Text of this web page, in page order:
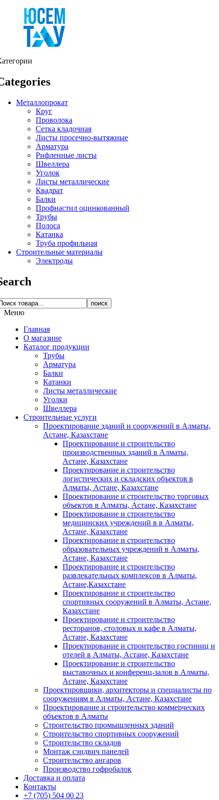
Металлопрокат
Круг
Проволока
Сетка кладочная
Листы просечно-вытяжные
Арматура
Рифленные листы
Швеллера
Уголок
Листы металлические
Квадрат
Балки
Профнастил оцинкованный
Трубы
Полоса
Катанка
Труба профильная
Строительные материалы
Электроды
поиск
Меню
Главная
О магазине
Каталог продукции
Трубы
Арматура
Балки
Катанки
Листы металлические
Уголки
Швеллера
Строительные услуги
Проектирование зданий и сооружений в Алматы,
Астане, Казахстане
Проектирование и строительство
производственных зданий в Алматы,
Астане, Казахстане
Проектирование и строительство
логистических и складских объектов в
Алматы, Астане, Казахстане
Проектирование и строительство торговых
объектов в Алматы, Астане, Казахстане
Проектирование и строительство
медицинских учреждений в в Алматы,
Астане, Казахстане
Проектирование и строительство
образовательных учреждений в Алматы,
Астане, Казахстане
Проектирование и строительство
развлекательных комплексов в Алматы,
Астане,Казахстане
Проектирование и строительство
спортивных сооружений в Алматы, Астане,
Казахстане
Проектирование и строительство
ресторанов, столовых и кафе в Алматы,
Астане, Казахстане
Проектирование и строительство гостиниц и
отелей в Алматы, Астане, Казахстане
Проектирование и строительство
выставочных и конференц-залов в Алматы,
Астане, Казахстане
Проектировщики, архитекторы и специалисты по
сооружениям в Алматы, Астане, Казахстане
Проектирование и строительство коммерческих
объектов в Алматы
Строительство промышленных зданий
Строительство спортивных сооружений
Строительство складов
Монтаж сэндвич панелей
Строительство ангаров
Производство гофробалок
Доставка и оплата
Контакты
+7 (705) 504 00 23